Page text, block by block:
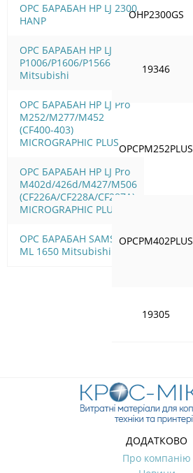
OPC БАРАБАН HP LJ 2300
HANP
OPC БАРАБАН HP LJ
P1006/Р1606/Р1566 HD
Mitsubishi
OPC БАРАБАН HP LJ Pro
M252/M277/M452
(CF400-403)
MICROGRAPHIC PLUS
OPC БАРАБАН HP LJ Pro
M402d/426d/M427/M506
(CF226A/CF228A/CF287A)
MICROGRAPHIC PLUS
OPC БАРАБАН SAMSUNG
ML 1650 Mitsubishi
ОHP2300GS
19346
OPCPM252PLUS
OPCPM402PLUS
19305
ДОДАТКОВО
Про компанію